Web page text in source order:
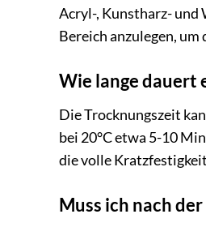
Acryl-, Kunstharz- und
Bereich anzulegen,
Wie lange dauert
Die Trocknungszeit
bei 20°C etwa 5-10
die volle
Muss ich nach